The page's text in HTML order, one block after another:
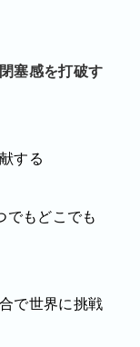
塞感を打破す
する
でもどこでも
で世界に挑戦